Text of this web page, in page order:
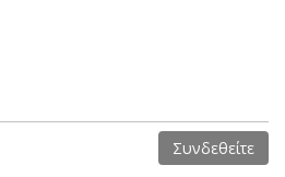
Συνδεθείτε